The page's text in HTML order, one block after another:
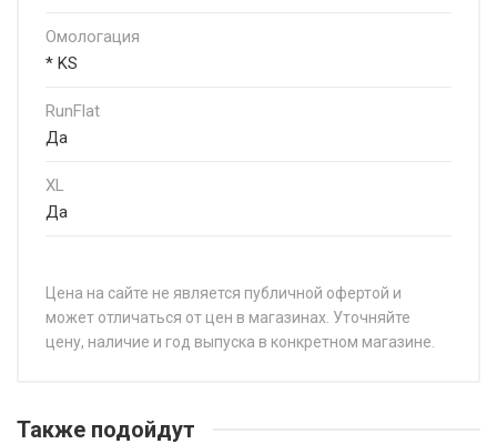
Омологация
* KS
RunFlat
Да
XL
Да
Цена на сайте не является публичной офертой и
может отличаться от цен в магазинах. Уточняйте
цену, наличие и год выпуска в конкретном магазине.
Pirelli PZERO SPORTS CAR 225/40R18 92Y
Также подойдут